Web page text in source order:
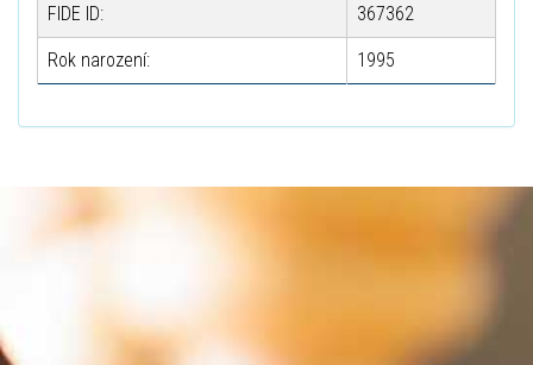
FIDE ID: 367362
Rok narození: 1995